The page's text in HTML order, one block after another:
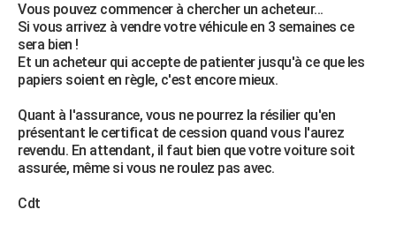
Vous pouvez commencer à chercher un acheteur...
Si vous arrivez à vendre votre véhicule en 3 semaines ce
sera bien !
Et un acheteur qui accepte de patienter jusqu'à ce que les
papiers soient en règle, c'est encore mieux.
Quant à l'assurance, vous ne pourrez la résilier qu'en
présentant le certificat de cession quand vous l'aurez
revendu. En attendant, il faut bien que votre voiture soit
assurée, même si vous ne roulez pas avec.
Cdt